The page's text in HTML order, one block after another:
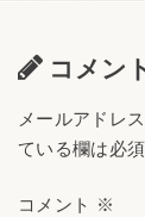
コメン
メールアドレ
ている欄は必
コメント ※